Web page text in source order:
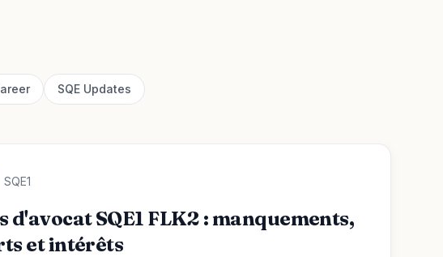
SQE Updates
SQE1
d'avocat SQE1 FLK2 : manquements,
et intérêts